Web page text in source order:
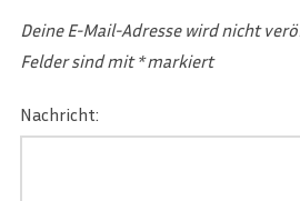
Deine E-Mail-Adresse wird nicht
Felder sind mit*markiert
Nachricht: